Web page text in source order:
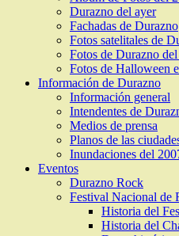
Durazno del ayer
Fachadas de Durazno
Fotos satelitales de
Fotos de Durazno
Fotos de Halloween
Información de Durazno
Información general
Intendentes de
Medios de prensa
Planos de las
Inundaciones del
Eventos
Durazno Rock
Festival Nacional de
Historia del
Historia del